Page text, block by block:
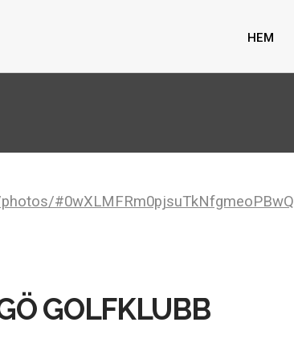
HEM
#0wXLMFRm0pjsuTkNfgmeoPBwQ
GOLFKLUBB